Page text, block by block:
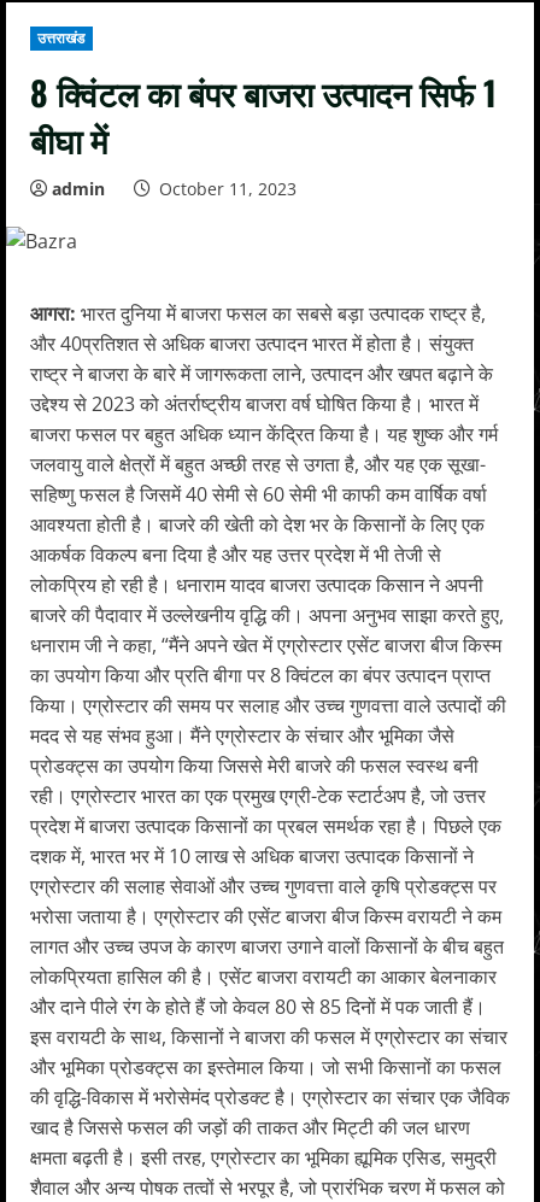
उत्तराखंड
8 क्विंटल का बंपर बाजरा उत्पादन सिर्फ 1
बीघा में
admin October 11, 2023
आगरा: भारत दुनिया में बाजरा फसल का सबसे बड़ा उत्पादक राष्ट्र है,
और 40प्रतिशत से अधिक बाजरा उत्पादन भारत में होता है। संयुक्त
राष्ट्र ने बाजरा के बारे में जागरूकता लाने, उत्पादन और खपत बढ़ाने के
उद्देश्य से 2023 को अंतर्राष्ट्रीय बाजरा वर्ष घोषित किया है। भारत में
बाजरा फसल पर बहुत अधिक ध्यान केंद्रित किया है। यह शुष्क और गर्म
जलवायु वाले क्षेत्रों में बहुत अच्छी तरह से उगता है, और यह एक सूखा-
सहिष्णु फसल है जिसमें 40 सेमी से 60 सेमी भी काफी कम वार्षिक वर्षा
आवश्यता होती है। बाजरे की खेती को देश भर के किसानों के लिए एक
आकर्षक विकल्प बना दिया है और यह उत्तर प्रदेश में भी तेजी से
लोकप्रिय हो रही है। धनाराम यादव बाजरा उत्पादक किसान ने अपनी
बाजरे की पैदावार में उल्लेखनीय वृद्धि की। अपना अनुभव साझा करते हुए,
धनाराम जी ने कहा, “मैंने अपने खेत में एग्रोस्टार एसेंट बाजरा बीज किस्म
का उपयोग किया और प्रति बीगा पर 8 क्विंटल का बंपर उत्पादन प्राप्त
किया। एग्रोस्टार की समय पर सलाह और उच्च गुणवत्ता वाले उत्पादों की
मदद से यह संभव हुआ। मैंने एग्रोस्टार के संचार और भूमिका जैसे
प्रोडक्ट्स का उपयोग किया जिससे मेरी बाजरे की फसल स्वस्थ बनी
रही। एग्रोस्टार भारत का एक प्रमुख एग्री-टेक स्टार्टअप है, जो उत्तर
प्रदेश में बाजरा उत्पादक किसानों का प्रबल समर्थक रहा है। पिछले एक
दशक में, भारत भर में 10 लाख से अधिक बाजरा उत्पादक किसानों ने
एग्रोस्टार की सलाह सेवाओं और उच्च गुणवत्ता वाले कृषि प्रोडक्ट्स पर
भरोसा जताया है। एग्रोस्टार की एसेंट बाजरा बीज किस्म वरायटी ने कम
लागत और उच्च उपज के कारण बाजरा उगाने वालों किसानों के बीच बहुत
लोकप्रियता हासिल की है। एसेंट बाजरा वरायटी का आकार बेलनाकार
और दाने पीले रंग के होते हैं जो केवल 80 से 85 दिनों में पक जाती हैं।
इस वरायटी के साथ, किसानों ने बाजरा की फसल में एग्रोस्टार का संचार
और भूमिका प्रोडक्ट्स का इस्तेमाल किया। जो सभी किसानों का फसल
की वृद्धि-विकास में भरोसेमंद प्रोडक्ट है। एग्रोस्टार का संचार एक जैविक
खाद है जिससे फसल की जड़ों की ताकत और मिट्टी की जल धारण
क्षमता बढ़ती है। इसी तरह, एग्रोस्टार का भूमिका ह्यूमिक एसिड, समुद्री
शैवाल और अन्य पोषक तत्वों से भरपूर है, जो प्रारंभिक चरण में फसल को